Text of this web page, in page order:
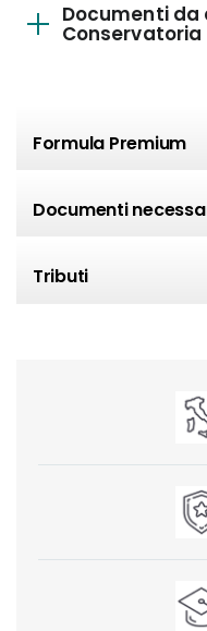
Documenti da
Conservatoria
Formula Premium
Documenti
Tributi